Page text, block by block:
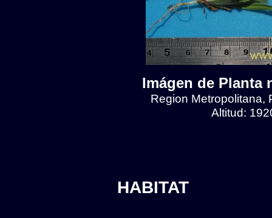
Imágen de Planta
Region Metropolitana,
Altitud:
HABITAT